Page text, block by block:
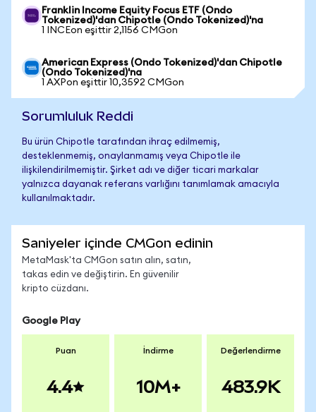
Franklin Income Equity Focus ETF (Ondo
Tokenized)'dan Chipotle (Ondo Tokenized)'na
1 INCEon eşittir 2,1156 CMGon
American Express (Ondo Tokenized)'dan Chipotle
(Ondo Tokenized)'na
1 AXPon eşittir 10,3592 CMGon
Sorumluluk Reddi
Bu ürün Chipotle tarafından ihraç edilmemiş,
desteklenmemiş, onaylanmamış veya Chipotle ile
ilişkilendirilmemiştir. Şirket adı ve diğer ticari markalar
yalnızca dayanak referans varlığını tanımlamak amacıyla
kullanılmaktadır.
Saniyeler içinde CMGon edinin
MetaMask'ta CMGon satın alın, satın,
takas edin ve değiştirin. En güvenilir
kripto cüzdanı.
Google Play
Puan
4.4
İndirme
10M+
Değerlendirme
483.9K